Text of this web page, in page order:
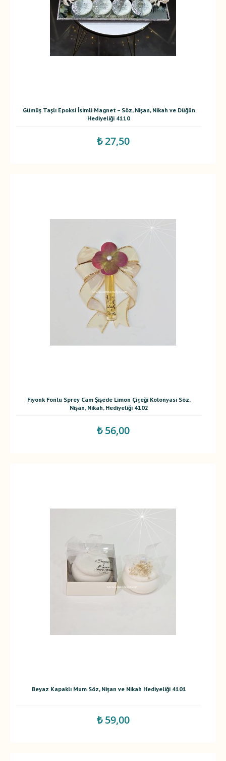
Gümüş Taşlı Epoksi İsimli Magnet – Söz, Nişan, Nikah ve Düğün
Hediyeliği 4110
₺ 27,50
Fiyonk Fonlu Sprey Cam Şişede Limon Çiçeği Kolonyası Söz,
Nişan, Nikah, Hediyeliği 4102
₺ 56,00
Beyaz Kapaklı Mum Söz, Nişan ve Nikah Hediyeliği 4101
₺ 59,00